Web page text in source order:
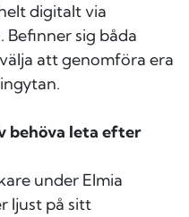
digitalt via
sig båda
att genomföra era
behöva leta efter
under Elmia
ljust på sitt